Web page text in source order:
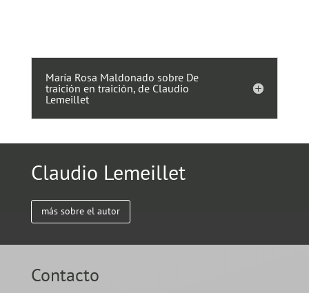
María Rosa Maldonado sobre De
traición en traición, de Claudio
Lemeillet
Claudio Lemeillet
más sobre el autor
Contacto